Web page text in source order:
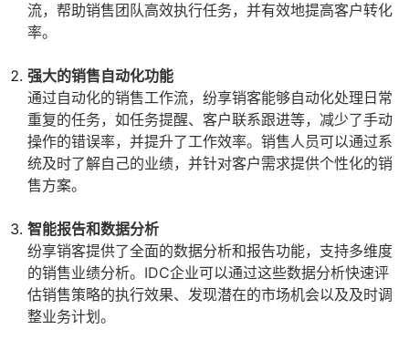
流，帮助销售团队高效执行任务，并有效地提高客户转化
率。
强大的销售自动化功能
通过自动化的销售工作流，纷享销客能够自动化处理日常
重复的任务，如任务提醒、客户联系跟进等，减少了手动
操作的错误率，并提升了工作效率。销售人员可以通过系
统及时了解自己的业绩，并针对客户需求提供个性化的销
售方案。
智能报告和数据分析
纷享销客提供了全面的数据分析和报告功能，支持多维度
的销售业绩分析。IDC企业可以通过这些数据分析快速评
估销售策略的执行效果、发现潜在的市场机会以及及时调
整业务计划。